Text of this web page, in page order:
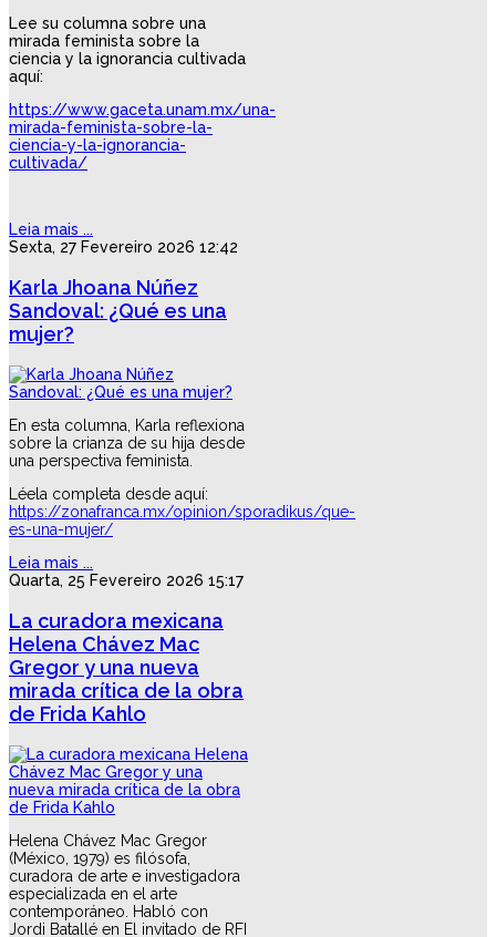
Lee su columna sobre una
mirada feminista sobre la
ciencia y la ignorancia cultivada
aquí:
https://www.gaceta.unam.mx/una-
mirada-feminista-sobre-la-
ciencia-y-la-ignorancia-
cultivada/
Leia mais ...
Sexta, 27 Fevereiro 2026 12:42
Karla Jhoana Núñez
Sandoval: ¿Qué es una
mujer?
En esta columna, Karla reflexiona
sobre la crianza de su hija desde
una perspectiva feminista.
Léela completa desde aquí:
https://zonafranca.mx/opinion/sporadikus/que-
es-una-mujer/
Leia mais ...
Quarta, 25 Fevereiro 2026 15:17
La curadora mexicana
Helena Chávez Mac
Gregor y una nueva
mirada crítica de la obra
de Frida Kahlo
Helena Chávez Mac Gregor
(México, 1979) es filósofa,
curadora de arte e investigadora
especializada en el arte
contemporáneo. Habló con
Jordi Batallé en El invitado de RFI